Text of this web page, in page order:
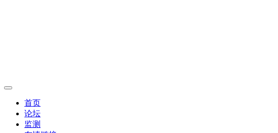
首页
论坛
监测